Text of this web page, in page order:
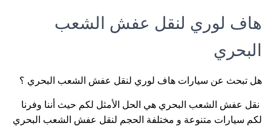
هاف لوري لنقل عفش الشعب
البحري
هل تبحث عن سيارات هاف لوري لنقل عفش الشعب البحري ؟
نقل عفش الشعب البحري هي الحل الأمثل لكم حيث أننا وفرنا
لكم سيارات متنوعة و مختلفة الحجم لنقل عفش الشعب البحري